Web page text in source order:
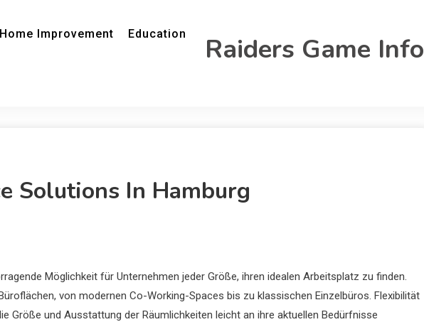
Home Improvement Education Raiders Game Info
Solutions In Hamburg
Möglichkeit für Unternehmen jeder Größe, ihren idealen Arbeitsplatz zu finden.
von modernen Co-Working-Spaces bis zu klassischen Einzelbüros. Flexibilität
Größe und Ausstattung der Räumlichkeiten leicht an ihre aktuellen Bedürfnisse